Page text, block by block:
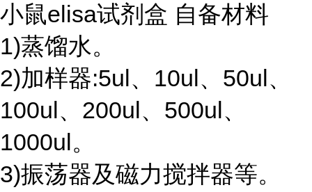
小鼠elisa试剂盒 自备材料
1)蒸馏水。
2)加样器:5ul、10ul、50ul、
100ul、200ul、500ul、
1000ul。
3)振荡器及磁力搅拌器等。